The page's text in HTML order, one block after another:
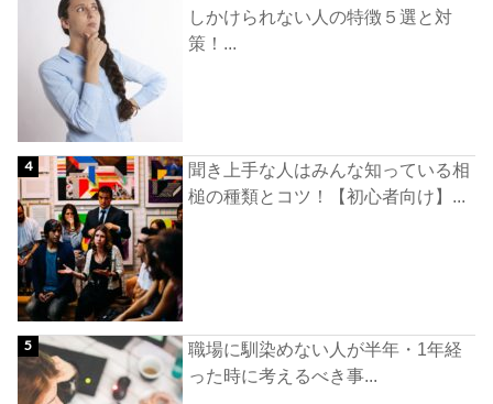
しかけられない人の特徴５選と対
策！...
聞き上手な人はみんな知っている相
槌の種類とコツ！【初心者向け】...
職場に馴染めない人が半年・1年経
った時に考えるべき事...